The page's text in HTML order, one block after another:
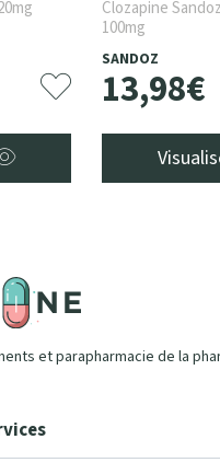
Clozapine
100mg
SANDOZ
13,98€
et parapharmacie de la